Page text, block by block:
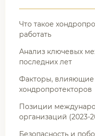
Что такое
работать
Анализ ключевых
последних лет
Факторы, влияющие
хондропротекторов
Позиции
организаций (2023-
Безопасность и